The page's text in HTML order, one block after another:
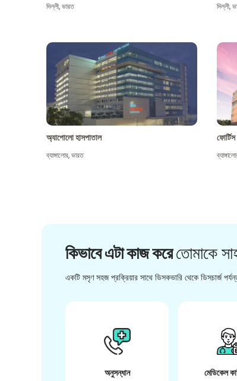
দিল্লী,ভারত দিল্লী,
অ্যাপোলো হাসপাতাল
ব্যাঙ্গালোর,ভারত
কিভাবে এটা কাজ করেতোমাকে
একটি মসৃণ সহজ প্রক্রিয়ার সাথে ডিসকভারি থেকে ডিসচার্জ
অনুসন্ধান মেডিকেল